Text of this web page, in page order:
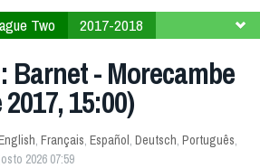
Two
2017-2018
Barnet - Morecambe
15:00)
, Français, Español, Deutsch, Português,
2026 07:59